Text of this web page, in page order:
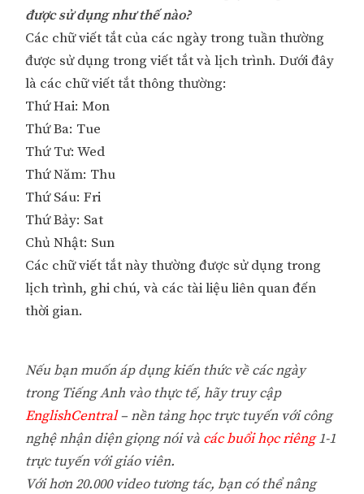
được sử dụng như thế nào?
Các chữ viết tắt của các ngày trong tuần thường
được sử dụng trong viết tắt và lịch trình. Dưới đây
là các chữ viết tắt thông thường:
Thứ Hai: Mon
Thứ Ba: Tue
Thứ Tư: Wed
Thứ Năm: Thu
Thứ Sáu: Fri
Thứ Bảy: Sat
Chủ Nhật: Sun
Các chữ viết tắt này thường được sử dụng trong
lịch trình, ghi chú, và các tài liệu liên quan đến
thời gian.
Nếu bạn muốn áp dụng kiến thức về các ngày
trong Tiếng Anh vào thực tế, hãy truy cập
EnglishCentral– nền tảng học trực tuyến với công
nghệ nhận diện giọng nói và các buổi học riêng1-1
trực tuyến với giáo viên.
Với hơn 20.000 video tương tác, bạn có thể nâng